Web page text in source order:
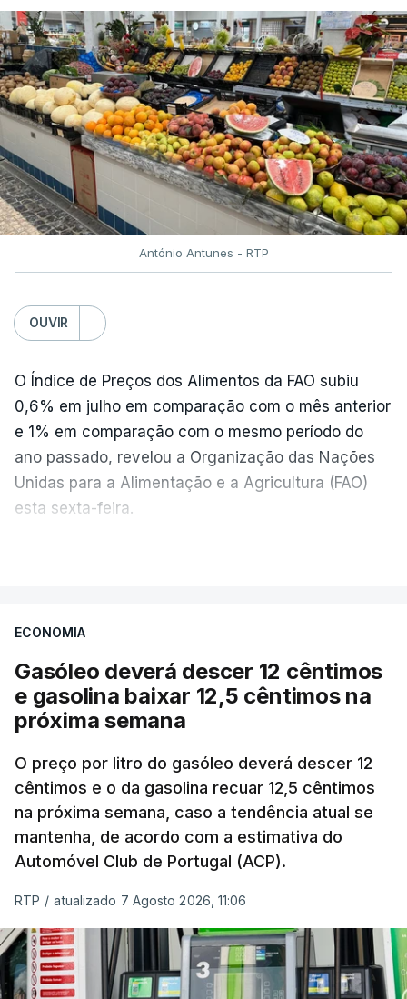
António Antunes - RTP
OUVIR
O Índice de Preços dos Alimentos da FAO subiu
0,6% em julho em comparação com o mês anterior
e 1% em comparação com o mesmo período do
ano passado, revelou a Organização das Nações
Unidas para a Alimentação e a Agricultura (FAO)
esta sexta-feira.
com ondas de calor no Verão e conflitos na
Ucrânia e no Médio Oriente a elevar os
custos das colheitas.
O índice, que acompanha as variações mensais
de um cabaz de produtos alimentares
comercializados internacionalmente, subiu para
131,1 pontos em julho, face aos 130,3 de junho.
O aumento dos preços dos alimentos básicos
nas prateleiras nos meses seguintes, à medida
que os fornecedores repercutem os seus
custos nos consumidores.
ECONOMIA
Gasóleo deverá descer 12 cêntimos
e gasolina baixar 12,5 cêntimos na
próxima semana
O preço por litro do gasóleo deverá descer 12
cêntimos e o da gasolina recuar 12,5 cêntimos
na próxima semana, caso a tendência atual se
mantenha, de acordo com a estimativa do
Automóvel Club de Portugal (ACP).
RTP / atualizado 7 Agosto 2026, 11:06